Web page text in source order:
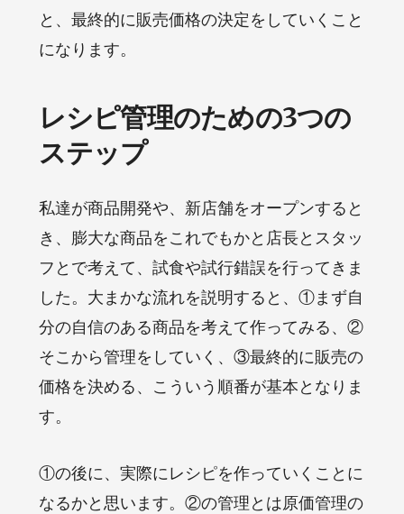
と、最終的に販売価格の決定をしていくこと
になります。
レシピ管理のための3つの
ステップ
私達が商品開発や、新店舗をオープンすると
き、膨大な商品をこれでもかと店長とスタッ
フとで考えて、試食や試行錯誤を行ってきま
した。大まかな流れを説明すると、①まず自
分の自信のある商品を考えて作ってみる、②
そこから管理をしていく、③最終的に販売の
価格を決める、こういう順番が基本となりま
す。
①の後に、実際にレシピを作っていくことに
なるかと思います。②の管理とは原価管理の